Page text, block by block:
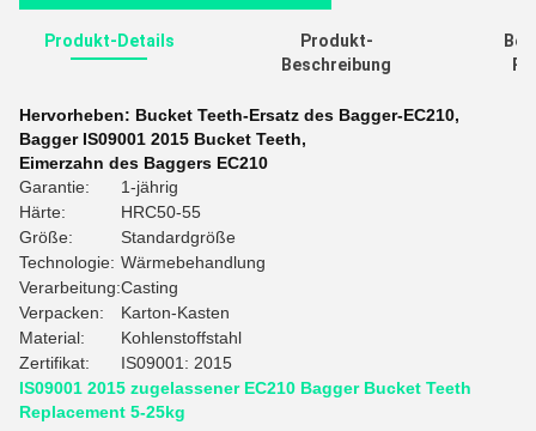
Produkt-Details
Produkt-
Beschreibung
Hervorheben: Bucket Teeth-Ersatz des Bagger-EC210,
Bagger IS09001 2015 Bucket Teeth,
Eimerzahn des Baggers EC210
Garantie:
1-jährig
Härte:
HRC50-55
Größe:
Standardgröße
Technologie: Wärmebehandlung
Verarbeitung:Casting
Verpacken:
Karton-Kasten
Material:
Kohlenstoffstahl
Zertifikat:
IS09001: 2015
IS09001 2015 zugelassener EC210 Bagger Bucket Teeth
Replacement 5-25kg